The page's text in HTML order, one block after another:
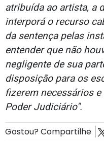
atribuída ao artista, a
interporá o recurso
da sentença pelas
entender que não
negligente de sua
disposição para os
fizerem necessários
Poder Judiciário".
Gostou? Compartilhe